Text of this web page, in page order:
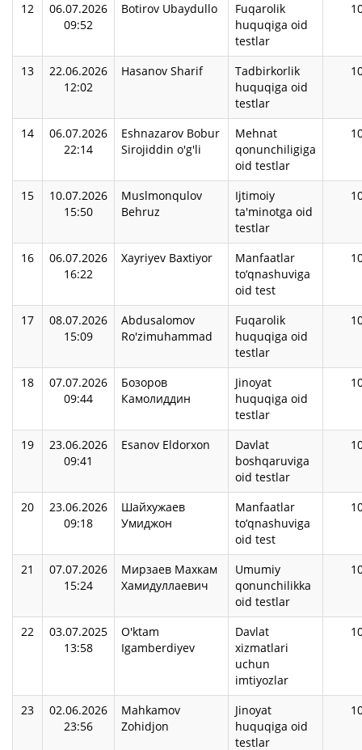
12
06.07.2026
09:52
Botirov Ubaydullo
Fuqarolik
huquqiga oid
testlar
13
22.06.2026
12:02
Hasanov Sharif
Tadbirkorlik
huquqiga oid
testlar
14
06.07.2026
22:14
Eshnazarov Bobur
Sirojiddin o'g'li
Mehnat
qonunchiligiga
oid testlar
15
10.07.2026
15:50
Muslmonqulov
Behruz
Ijtimoiy
ta'minotga oid
testlar
16
06.07.2026
16:22
Xayriyev Baxtiyor
Manfaatlar
to‘qnashuviga
oid test
17
08.07.2026
15:09
Abdusalomov
Ro'zimuhammad
Fuqarolik
huquqiga oid
testlar
18
07.07.2026
09:44
Бозоров
Камолиддин
Jinoyat
huquqiga oid
testlar
19
23.06.2026
09:41
Esanov Eldorxon
Davlat
boshqaruviga
oid testlar
20
23.06.2026
09:18
Шайхужаев
Умиджон
Manfaatlar
to‘qnashuviga
oid test
21
07.07.2026
15:24
Мирзаев Махкам
Хамидуллаевич
Umumiy
qonunchilikka
oid testlar
22
03.07.2025
13:58
O'ktam
Igamberdiyev
Davlat
xizmatlari
uchun
imtiyozlar
23
02.06.2026
23:56
Mahkamov
Zohidjon
Jinoyat
huquqiga oid
testlar